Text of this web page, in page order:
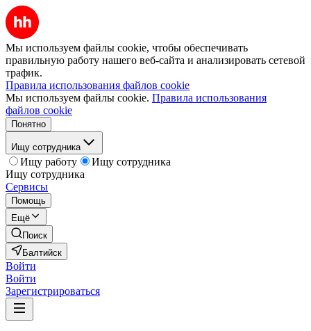
Мы используем файлы cookie, чтобы обеспечивать
правильную работу нашего веб-сайта и анализировать сетевой
трафик.
Правила использования файлов cookie
Мы используем файлы cookie. Правила использования
файлов cookie
Понятно
Ищу сотрудника
Ищу работу
Ищу сотрудника
Ищу сотрудника
Сервисы
Помощь
Ещё
Поиск
Балтийск
Войти
Войти
Зарегистрироваться